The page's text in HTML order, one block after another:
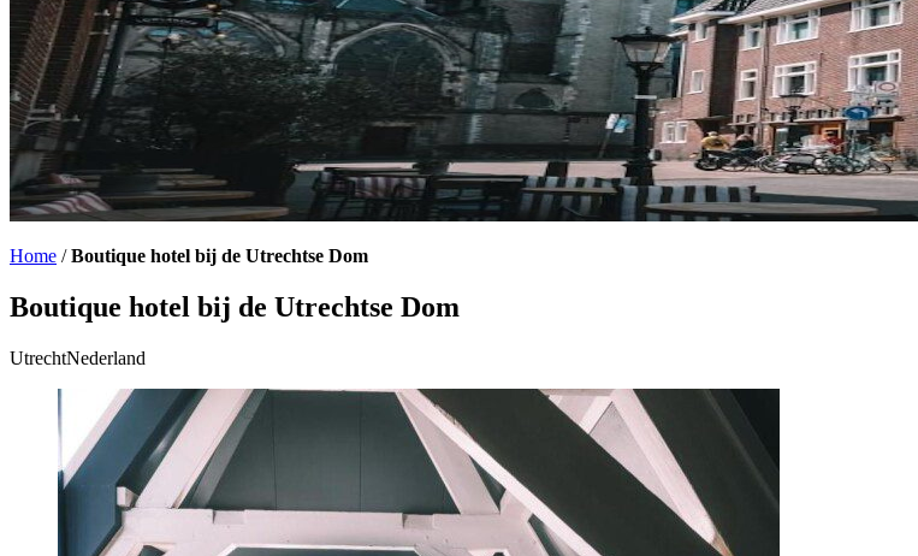
Home /Boutique hotel bij de Utrechtse Dom
Boutique hotel bij de Utrechtse Dom
UtrechtNederland